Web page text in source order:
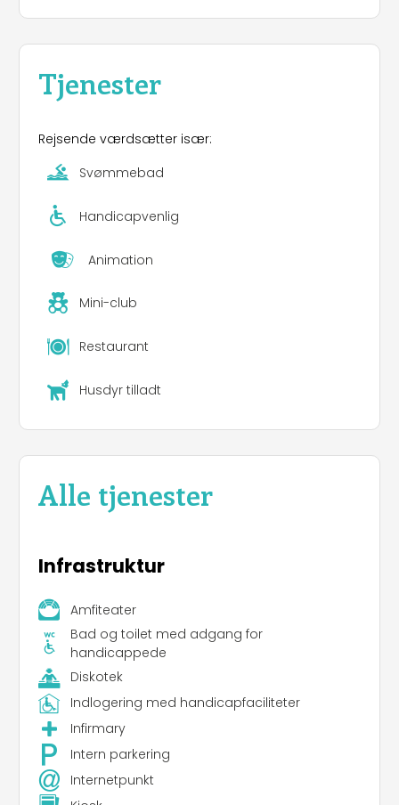
Tjenester
Rejsende værdsætter især:
Svømmebad
Handicapvenlig
Animation
Mini-club
Restaurant
Husdyr tilladt
Alle tjenester
Infrastruktur
Amfiteater
Bad og toilet med adgang for
handicappede
Diskotek
Indlogering med handicapfaciliteter
Infirmary
Intern parkering
Internetpunkt